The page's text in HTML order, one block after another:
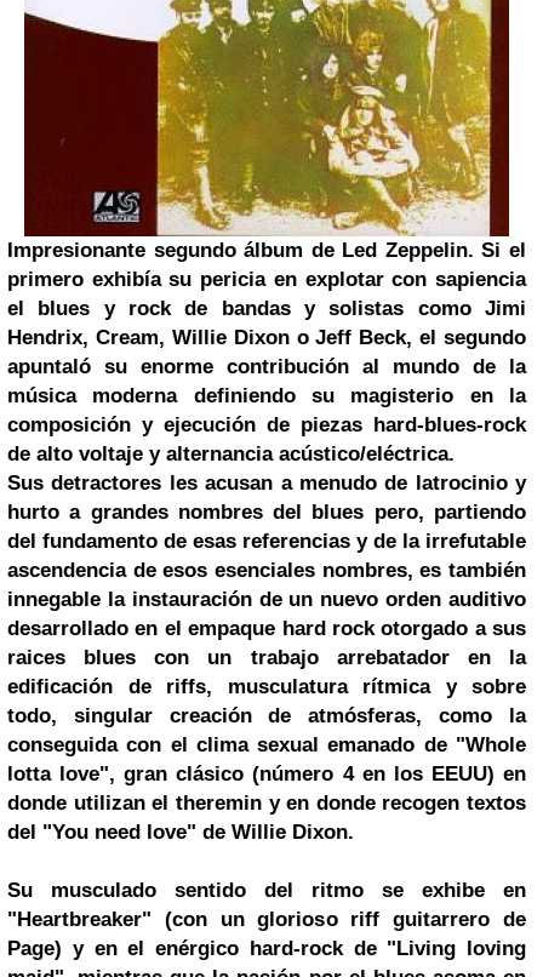
Impresionante segundo álbum de Led Zeppelin. Si el
primero exhibía su pericia en explotar con sapiencia
el blues y rock de bandas y solistas como Jimi
Hendrix, Cream, Willie Dixon o Jeff Beck, el segundo
apuntaló su enorme contribución al mundo de la
música moderna definiendo su magisterio en la
composición y ejecución de piezas hard-blues-rock
de alto voltaje y alternancia acústico/eléctrica.
Sus detractores les acusan a menudo de latrocinio y
hurto a grandes nombres del blues pero, partiendo
del fundamento de esas referencias y de la irrefutable
ascendencia de esos esenciales nombres, es también
innegable la instauración de un nuevo orden auditivo
desarrollado en el empaque hard rock otorgado a sus
raices blues con un trabajo arrebatador en la
edificación de riffs, musculatura rítmica y sobre
todo, singular creación de atmósferas, como la
conseguida con el clima sexual emanado de "Whole
lotta love", gran clásico (número 4 en los EEUU) en
donde utilizan el theremin y en donde recogen textos
del "You need love" de Willie Dixon.
Su musculado sentido del ritmo se exhibe en
"Heartbreaker" (con un glorioso riff guitarrero de
Page) y en el enérgico hard-rock de "Living loving